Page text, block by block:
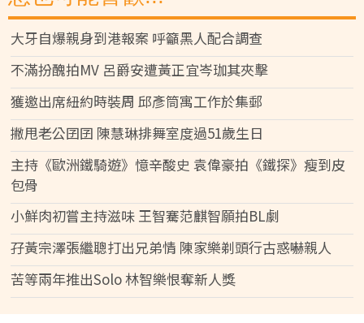
大牙自爆親身到港報案 呼籲黑人配合調查
不滿扮醜拍MV 呂爵安遭黃正宜岑珈其夾擊
獲邀出席紐約時裝周 邱彥筒寓工作於集郵
撇甩老公囝囝 陳慧琳排舞室度過51歲生日
主持《歐洲鐵騎遊》憶辛酸史 袁偉豪拍《鐵探》瘦到皮
包骨
小鮮肉初嘗主持滋味 王智騫范麒智願拍BL劇
孖黃宗澤張繼聰打出兄弟情 陳家樂剃頭行古惑嚇親人
苦等兩年推出Solo 林智樂恨奪新人獎